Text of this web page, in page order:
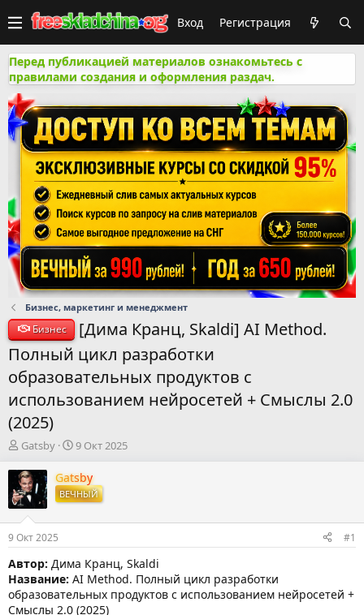
Вход Регистрация
Перед публикацией материалов ознакомьтесь с
правилами создания и оформления раздач.
Бизнес, маркетинг и менеджмент
Бизнес
[Дима Кранц, Skaldi] AI Method.
Полный цикл разработки
образовательных продуктов с
использованием нейросетей + Смыслы 2.0
(2025)
А
т
о
р
т
е
м
ы
Gatsby
Д
т
а
н
а
л
а
9 Окт 2025
Gatsby
ВЕЧНЫЙ
9 Окт 2025 #1
Автор: Дима Кранц, Skaldi
Название: AI Method. Полный цикл разработки
образовательных продуктов с использованием нейросетей +
Смыслы 2.0 (2025)